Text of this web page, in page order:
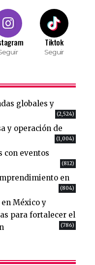
Tiktok
Seguir
globales y
(2,524)
y operación de
(1,004)
con eventos
(812)
en
(804)
México y
para fortalecer el
(786)